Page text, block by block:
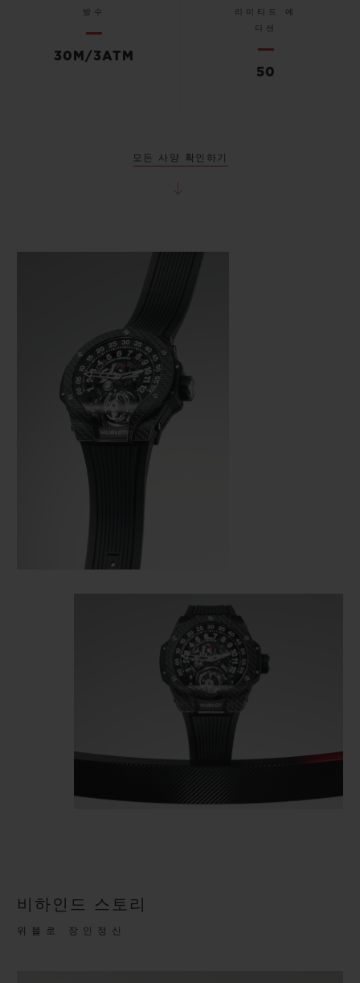
방수
30M/3ATM
리미티드 에
디션
50
모든 사양 확인하기
비하인드 스토리
위블로 장인정신